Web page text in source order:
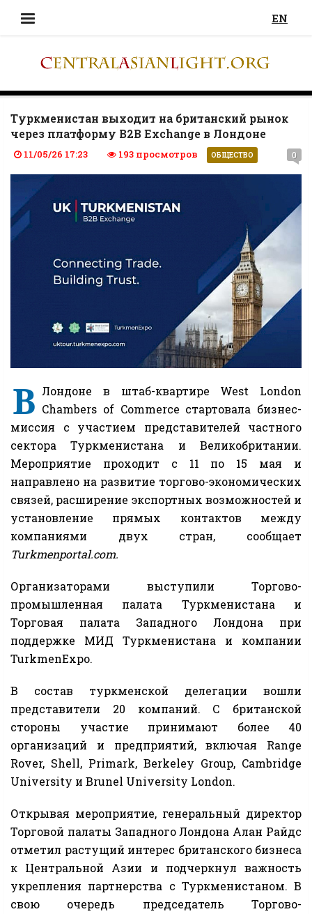
EN
Туркменистан выходит на британский рынок
через платформу B2B Exchange в Лондоне
11/05/26 17:23 193 просмотров ОБЩЕСТВО 0
В Лондоне в штаб-квартире West London
Chambers of Commerce стартовала бизнес-
миссия с участием представителей частного
сектора Туркменистана и Великобритании.
Мероприятие проходит с 11 по 15 мая и
направлено на развитие торгово-экономических
связей, расширение экспортных возможностей и
установление прямых контактов между
компаниями двух стран, сообщает
Turkmenportal.com.
Организаторами выступили Торгово-
промышленная палата Туркменистана и
Торговая палата Западного Лондона при
поддержке МИД Туркменистана и компании
TurkmenExpo.
В состав туркменской делегации вошли
представители 20 компаний. С британской
стороны участие принимают более 40
организаций и предприятий, включая Range
Rover, Shell, Primark, Berkeley Group, Cambridge
University и Brunel University London.
Открывая мероприятие, генеральный директор
Торговой палаты Западного Лондона Алан Райдс
отметил растущий интерес британского бизнеса
к Центральной Азии и подчеркнул важность
укрепления партнерства с Туркменистаном. В
свою очередь председатель Торгово-